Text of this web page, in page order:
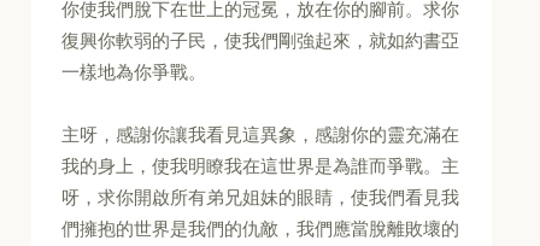
你使我們脫下在世上的冠冕，放在你的腳前。求你
復興你軟弱的子民，使我們剛強起來，就如約書亞
一樣地為你爭戰。
主呀，感謝你讓我看見這異象，感謝你的靈充滿在
我的身上，使我明瞭我在這世界是為誰而爭戰。主
呀，求你開啟所有弟兄姐妹的眼睛，使我們看見我
們擁抱的世界是我們的仇敵，我們應當脫離敗壞的